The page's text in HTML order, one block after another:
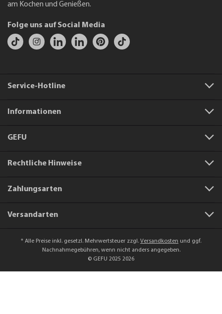
am Kochen und Genießen.
Folge uns auf Social Media
Service-Hotline
Informationen
GEFU
Rechtliche Hinweise
Zahlungsarten
Versandarten
* Alle Preise inkl. gesetzl. Mehrwertsteuer zzgl. Versandkosten und ggf.
Nachnahmegebühren, wenn nicht anders angegeben.
© GEFU 2025 2026